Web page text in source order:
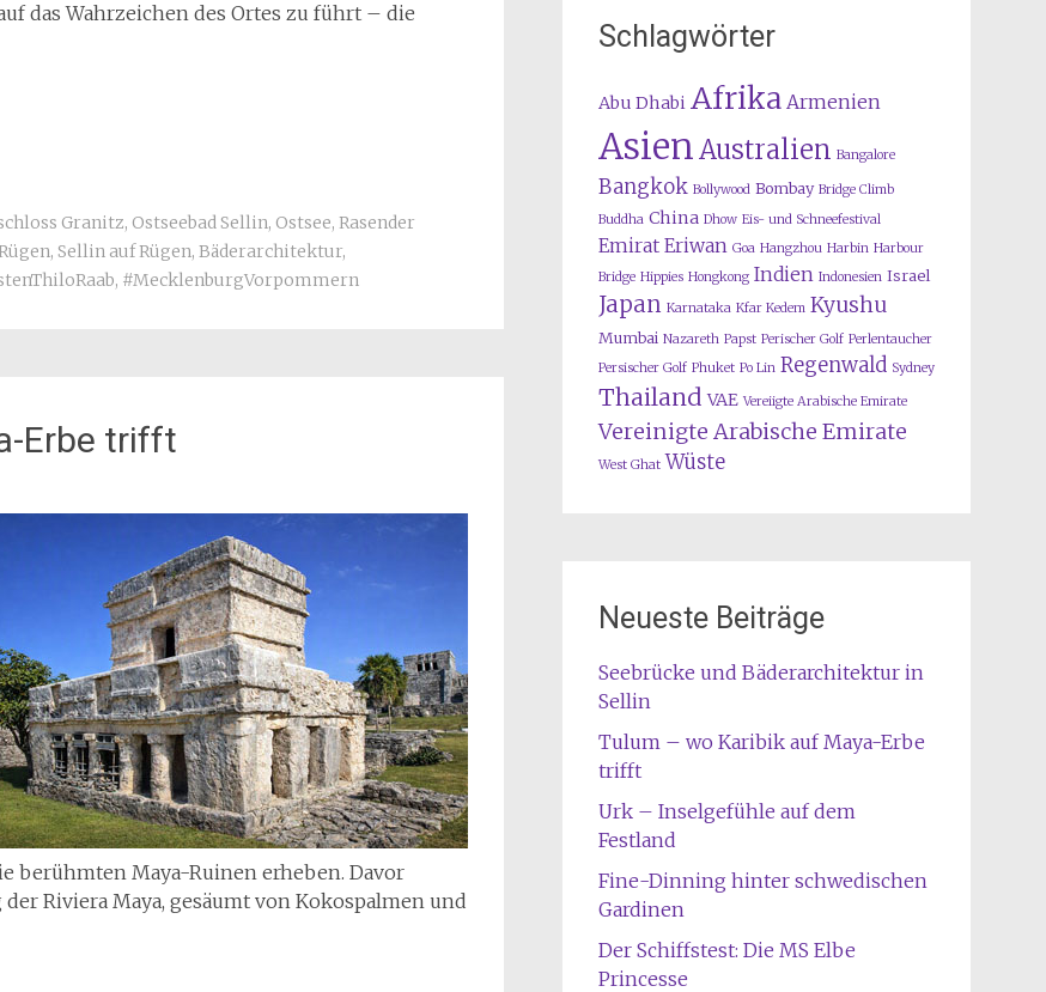
das Wahrzeichen des Ortes zu führt – die
Granitz, Ostseebad Sellin, Ostsee, Rasender
, Sellin auf Rügen, Bäderarchitektur,
, #MecklenburgVorpommern
Erbe trifft
berühmten Maya-Ruinen erheben. Davor
Riviera Maya, gesäumt von Kokospalmen und
Schlagwörter
Abu Dhabi Afrika Armenien
AsienAustralien Bangalore
Bangkok Bollywood Bombay Bridge Climb
Buddha China Dhow Eis- und Schneefestival
Emirat Eriwan Goa Hangzhou Harbin Harbour
Bridge Hippies Hongkong Indien Indonesien Israel
Japan Karnataka Kfar Kedem Kyushu
Mumbai Nazareth Papst Perischer Golf Perlentaucher
Persischer Golf Phuket Po Lin Regenwald Sydney
Thailand VAE Vereiigte Arabische Emirate
Vereinigte Arabische Emirate
West Ghat Wüste
Neueste Beiträge
Seebrücke und Bäderarchitektur in
Sellin
Tulum – wo Karibik auf Maya-Erbe
trifft
Urk – Inselgefühle auf dem
Festland
Fine-Dinning hinter schwedischen
Gardinen
Der Schiffstest: Die MS Elbe
Princesse